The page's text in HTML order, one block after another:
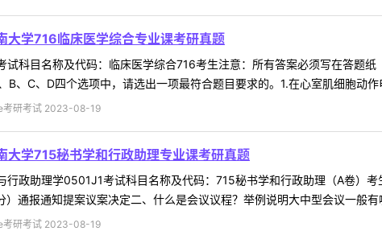
大学716临床医学综合专业课考研真题
试科目名称及代码：临床医学综合716考生注意：所有答案必须写在答题
B、C、D四个选项中，请选出一项最符合题目要求的。1.在心室肌细胞动
考研考试 2023-08-19
大学715秘书学和行政助理专业课考研真题
行政助理学0501J1考试科目名称及代码：715秘书学和行政助理（A卷）
通报通知提案议案决定二、什么是会议议程？举例说明大中型会议一般
考研考试 2023-08-19